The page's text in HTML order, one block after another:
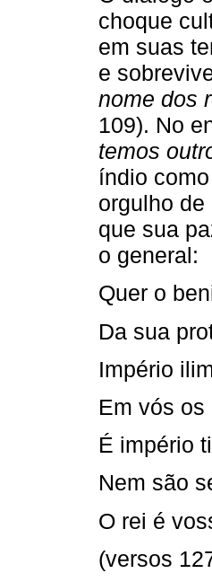
choque
em suas
e
nome dos
109). No
temos
índio
orgulho
que sua
o general:
Quer o
Da sua
Império
Em vós
É império
Nem são
O rei é
(versos